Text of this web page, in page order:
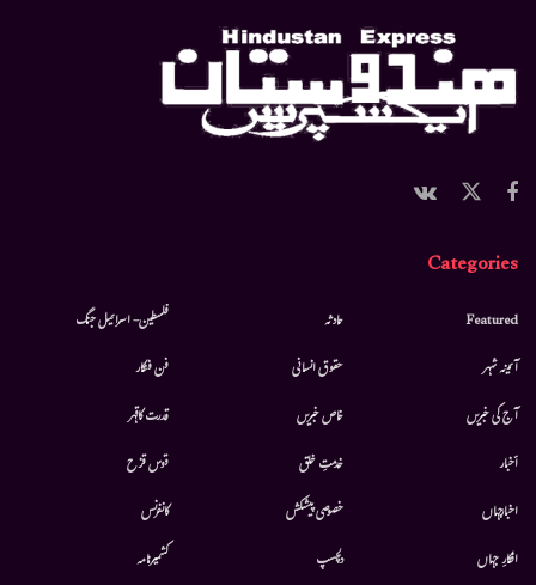
Categories
Featured
آئینہ شہر
آج کی خبریں
أخبار
اخبارجہاں
افکارِ جہاں
حادثہ
حقوق انسانی
خاص خبریں
خدمتِ خلق
خصوصی پیشکش
دلچسپ
فلسطین- اسرائیل جنگ
فن فنکار
قدرت کاقہر
قوس قزح
کانفرنس
کشمیرنامہ